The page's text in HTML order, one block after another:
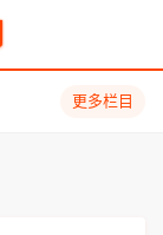
更多栏目